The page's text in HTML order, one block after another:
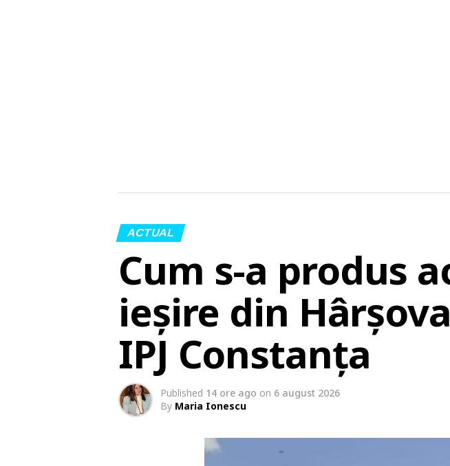
ACTUAL
Cum s-a produs
ieșire din
IPJ Constanța
Published 14 ore ago on 6 august 2026
By Maria Ionescu